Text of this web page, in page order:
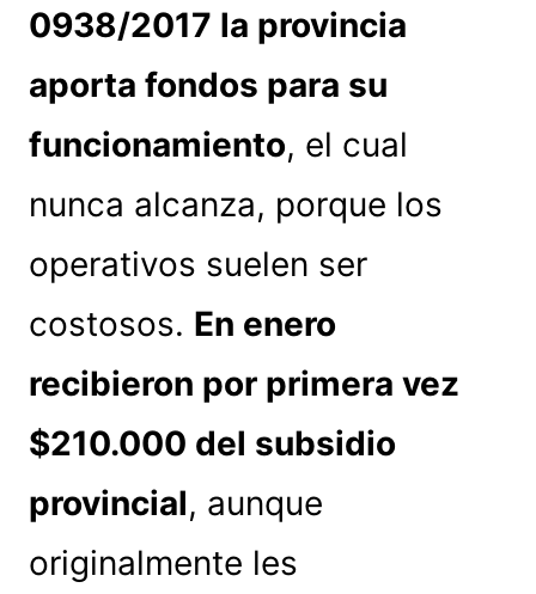
0938/2017 la provincia
aporta fondos para su
funcionamiento, el cual
nunca alcanza, porque los
operativos suelen ser
costosos. En enero
recibieron por primera vez
$210.000 del subsidio
provincial, aunque
originalmente les